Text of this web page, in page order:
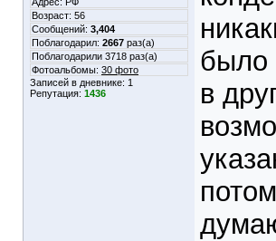
Возраст: 56
Сообщений: 3,404
Поблагодарил: 2667 раз(а)
Поблагодарили 3718 раз(а)
Фотоальбомы: 30 фото
Записей в дневнике: 1
Репутация: 1436
было
в